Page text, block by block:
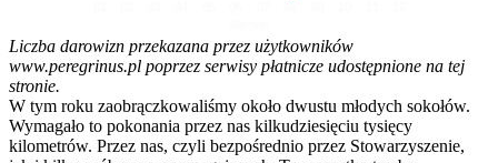
Liczba darowizn przekazana przez użytkowników
www.peregrinus.pl poprzez serwisy płatnicze udostępnione na tej
stronie.
W tym roku zaobrączkowaliśmy około dwustu młodych sokołów.
Wymagało to pokonania przez nas kilkudziesięciu tysięcy
kilometrów. Przez nas, czyli bezpośrednio przez Stowarzyszenie,